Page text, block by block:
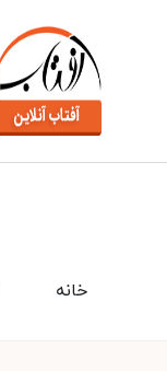
خانه